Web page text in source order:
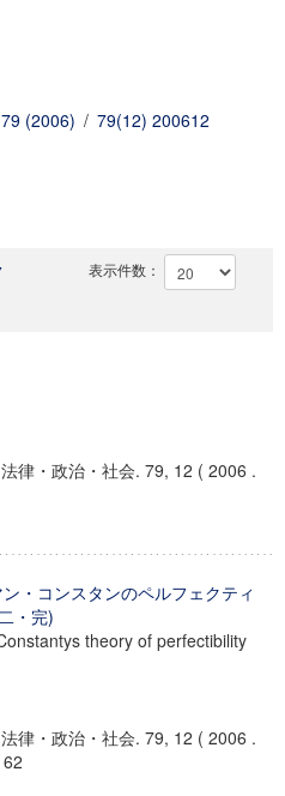
ティテュート
報告書
COEプログラム市民社会ガバナンス
79 (2006) / 79(12) 200612
表示件数：
律・政治・社会. 79, 12 ( 2006 .
・コンスタンのペルフェクティ
・完)
theory of perfectibility
律・政治・社会. 79, 12 ( 2006 .